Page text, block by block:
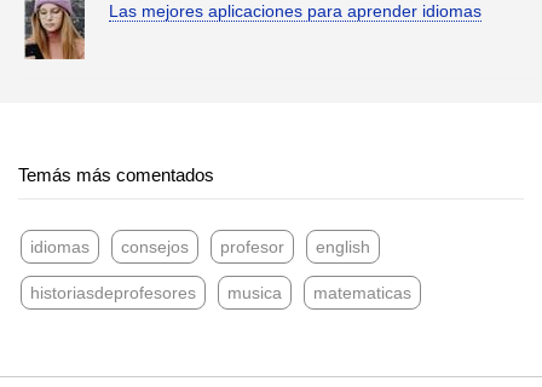
Las mejores aplicaciones para aprender idiomas
Temás más comentados
idiomas consejos profesor english
historiasdeprofesores musica matematicas